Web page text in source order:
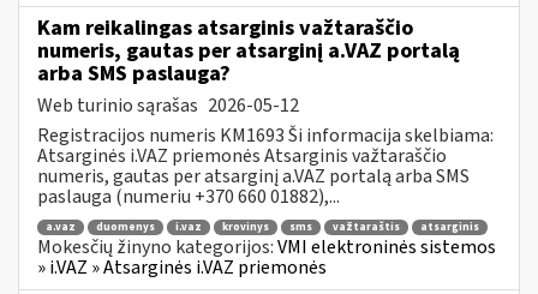
Kam reikalingas atsarginis važtaraščio
numeris, gautas per atsarginį a.VAZ portalą
arba SMS paslauga?
Web turinio sąrašas 2026-05-12
Registracijos numeris KM1693 Ši informacija skelbiama:
Atsarginės i.VAZ priemonės Atsarginis važtaraščio
numeris, gautas per atsarginį a.VAZ portalą arba SMS
paslauga (numeriu +370 660 01882),...
a.vaz duomenys i.vaz krovinys sms važtaraštis atsarginis
Mokesčių žinyno kategorijos:VMI elektroninės sistemos
» i.VAZ » Atsarginės i.VAZ priemonės